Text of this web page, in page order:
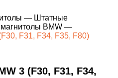
— Штатные
BMW —
F31, F34, F35, F80)
3 (F30, F31, F34,